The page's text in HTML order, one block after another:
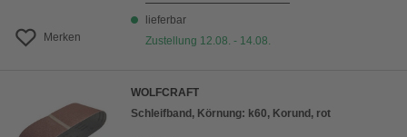
Merken
lieferbar
Zustellung 12.08. - 14.08.
WOLFCRAFT
Schleifband, Körnung: k60, Korund, rot